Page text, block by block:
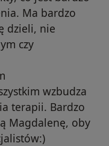
Ma bardzo
dzieli, nie
czy
wzbudza
terapii. Bardzo
Magdalenę, oby